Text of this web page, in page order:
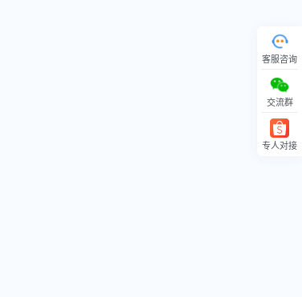
客服咨询
交流群
专人对接